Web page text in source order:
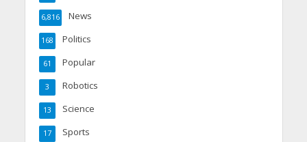
News
6,816
Politics
168
Popular
61
Robotics
3
Science
13
Sports
17